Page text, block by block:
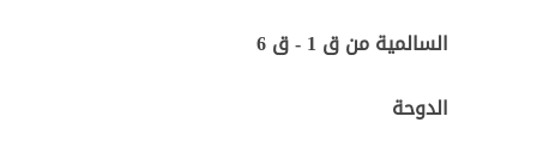
السالمية من ق 1 - ق 6
الدوحة